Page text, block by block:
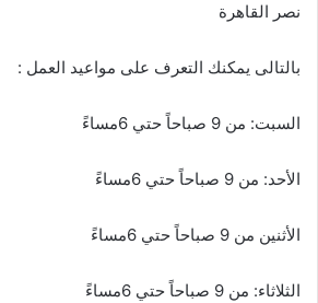
نصر القاهرة
بالتالى يمكنك التعرف على مواعيد العمل :
السبت: من 9 صباحاً حتي 6مساءً
الأحد: من 9 صباحاً حتي 6مساءً
الأثنين من 9 صباحاً حتي 6مساءً
الثلاثاء: من 9 صباحاً حتي 6مساءً